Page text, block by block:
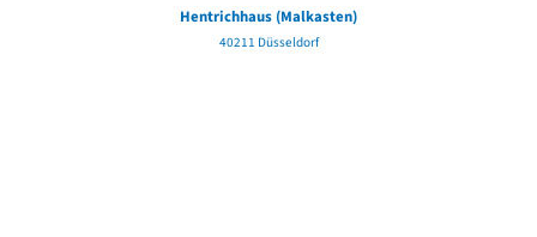
Hentrichhaus (Malkasten)
40211 Düsseldorf